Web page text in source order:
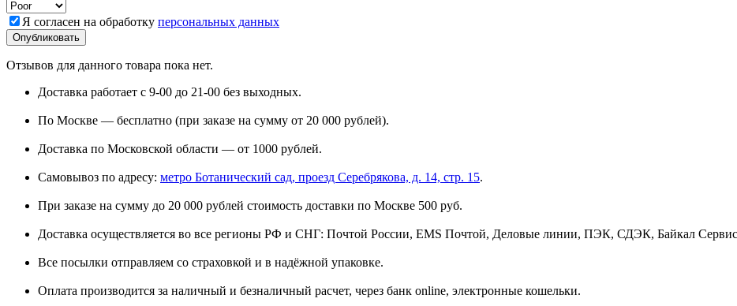
Я согласен на обработку персональных данных
Отзывов для данного товара пока нет.
Доставка работает с 9-00 до 21-00 без выходных.
По Москве — бесплатно (при заказе на сумму от 20 000 рублей).
Доставка по Московской области — от 1000 рублей.
Самовывоз по адресу: метро Ботанический сад, проезд Серебрякова, д. 14, стр. 15.
При заказе на сумму до 20 000 рублей стоимость доставки по Москве 500 руб.
Доставка осуществляется во все регионы РФ и СНГ: Почтой России, EMS Почтой, Деловые линии, ПЭК, СДЭК, Байкал
Все посылки отправляем со страховкой и в надёжной упаковке.
Оплата производится за наличный и безналичный расчет, через банк online, электронные кошельки.